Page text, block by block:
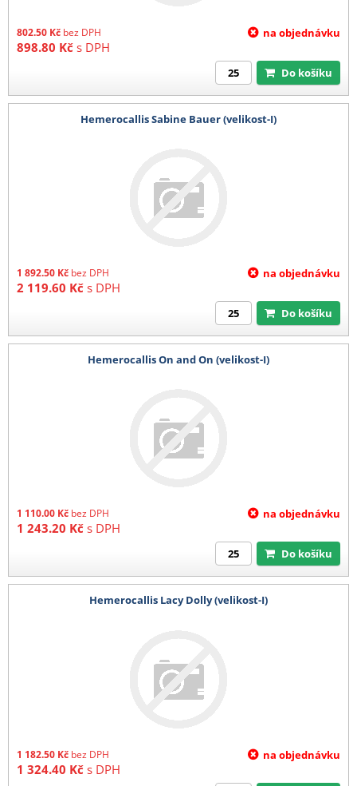
802.50 Kč bez DPH
898.80 Kč s DPH
na objednávku
Do košíku
Hemerocallis Sabine Bauer (velikost-I)
1 892.50 Kč bez DPH
2 119.60 Kč s DPH
na objednávku
Do košíku
Hemerocallis On and On (velikost-I)
1 110.00 Kč bez DPH
1 243.20 Kč s DPH
na objednávku
Do košíku
Hemerocallis Lacy Dolly (velikost-I)
1 182.50 Kč bez DPH
1 324.40 Kč s DPH
na objednávku